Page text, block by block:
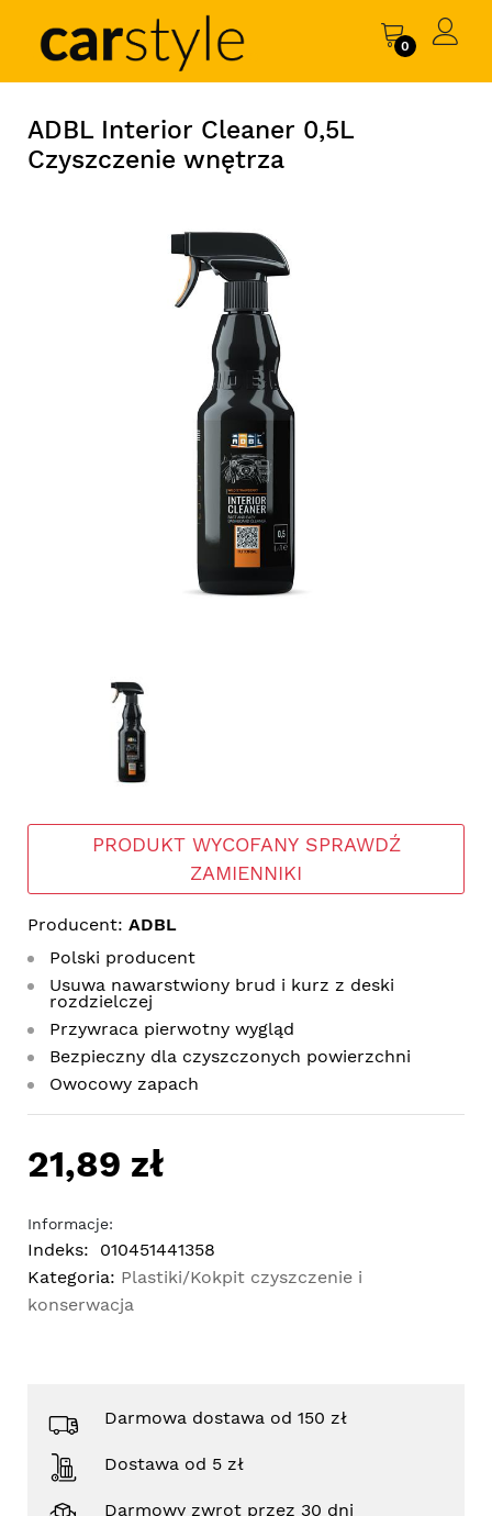
0
ADBL Interior Cleaner 0,5L
Czyszczenie wnętrza
PRODUKT WYCOFANY SPRAWDŹ
ZAMIENNIKI
Producent: ADBL
Polski producent
Usuwa nawarstwiony brud i kurz z deski
rozdzielczej
Przywraca pierwotny wygląd
Bezpieczny dla czyszczonych powierzchni
Owocowy zapach
21,89 zł
Informacje:
Indeks:
010451441358
Kategoria: Plastiki/Kokpit czyszczenie i
konserwacja
Darmowa dostawa od 150 zł
Dostawa od 5 zł
Darmowy zwrot przez 30 dni